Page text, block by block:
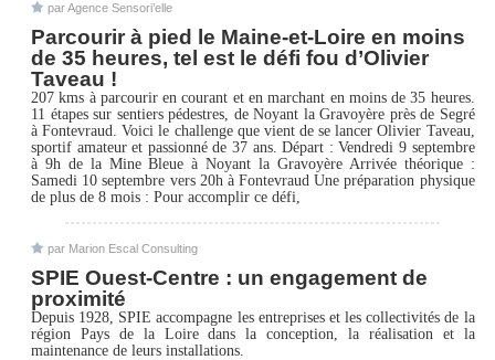
parAgence Sensori’elle
Parcourir à pied le Maine-et-Loire en moins
de 35 heures, tel est le défi fou d’Olivier
Taveau !
207 kms à parcourir en courant et en marchant en moins de 35 heures.
11 étapes sur sentiers pédestres, de Noyant la Gravoyère près de Segré
à Fontevraud. Voici le challenge que vient de se lancer Olivier Taveau,
sportif amateur et passionné de 37 ans. Départ : Vendredi 9 septembre
à 9h de la Mine Bleue à Noyant la Gravoyère Arrivée théorique :
Samedi 10 septembre vers 20h à Fontevraud Une préparation physique
de plus de 8 mois : Pour accomplir ce défi,
par Marion Escal Consulting
SPIE Ouest-Centre : un engagement de
proximité
Depuis 1928, SPIE accompagne les entreprises et les collectivités de la
région Pays de la Loire dans la conception, la réalisation et la
maintenance de leurs installations.